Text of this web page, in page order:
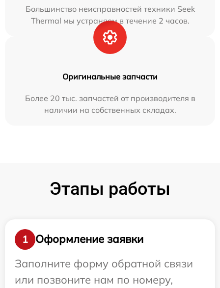
Большинство неисправностей техники Seek
Thermal мы устраняем в течение 2 часов.
Оригинальные запчасти
Более 20 тыс. запчастей от производителя в
наличии на собственных складах.
Этапы работы
1
Оформление заявки
Заполните форму обратной связи
или позвоните нам по номеру,